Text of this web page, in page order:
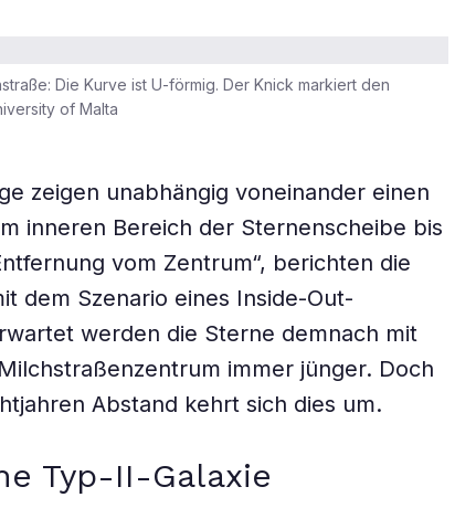
Die Kurve ist U-förmig. Der Knick markiert den
of Malta
zeigen unabhängig voneinander einen
inneren Bereich der Sternenscheibe bis
vom Zentrum“, berichten die
dem Szenario eines Inside-Out-
werden die Sterne demnach mit
immer jünger. Doch
Abstand kehrt sich dies um.
Typ-II-Galaxie